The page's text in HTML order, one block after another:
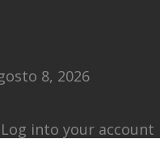
8, 2026
into your account